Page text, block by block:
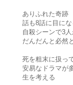
ありふれた奇
話も8話に目にな
自殺シーンで3
だんだんと必然
死を粗末に扱っ
安易なドラマが
生を考える